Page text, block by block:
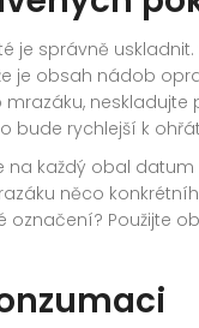
je správně
je obsah nádob
bude rychlejší k
každý obal
něco
Použijte